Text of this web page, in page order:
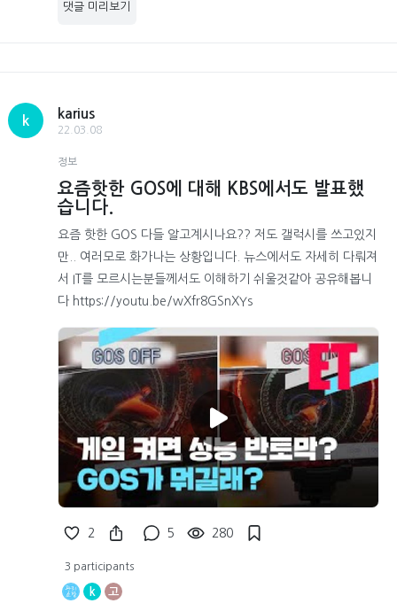
댓글 미리보기
k
karius
22.03.08
정보
요즘핫한 GOS에 대해 KBS에서도 발표했
습니다.
요즘 핫한 GOS 다들 알고계시나요?? 저도 갤럭시를 쓰고있지
만.. 여러모로 화가나는 상황입니다. 뉴스에서도 자세히 다뤄져
서 IT를 모르시는분들께서도 이해하기 쉬울것같아 공유해봅니
다 https://youtu.be/wXfr8GSnXYs
2 5 280
3 participants
k 고